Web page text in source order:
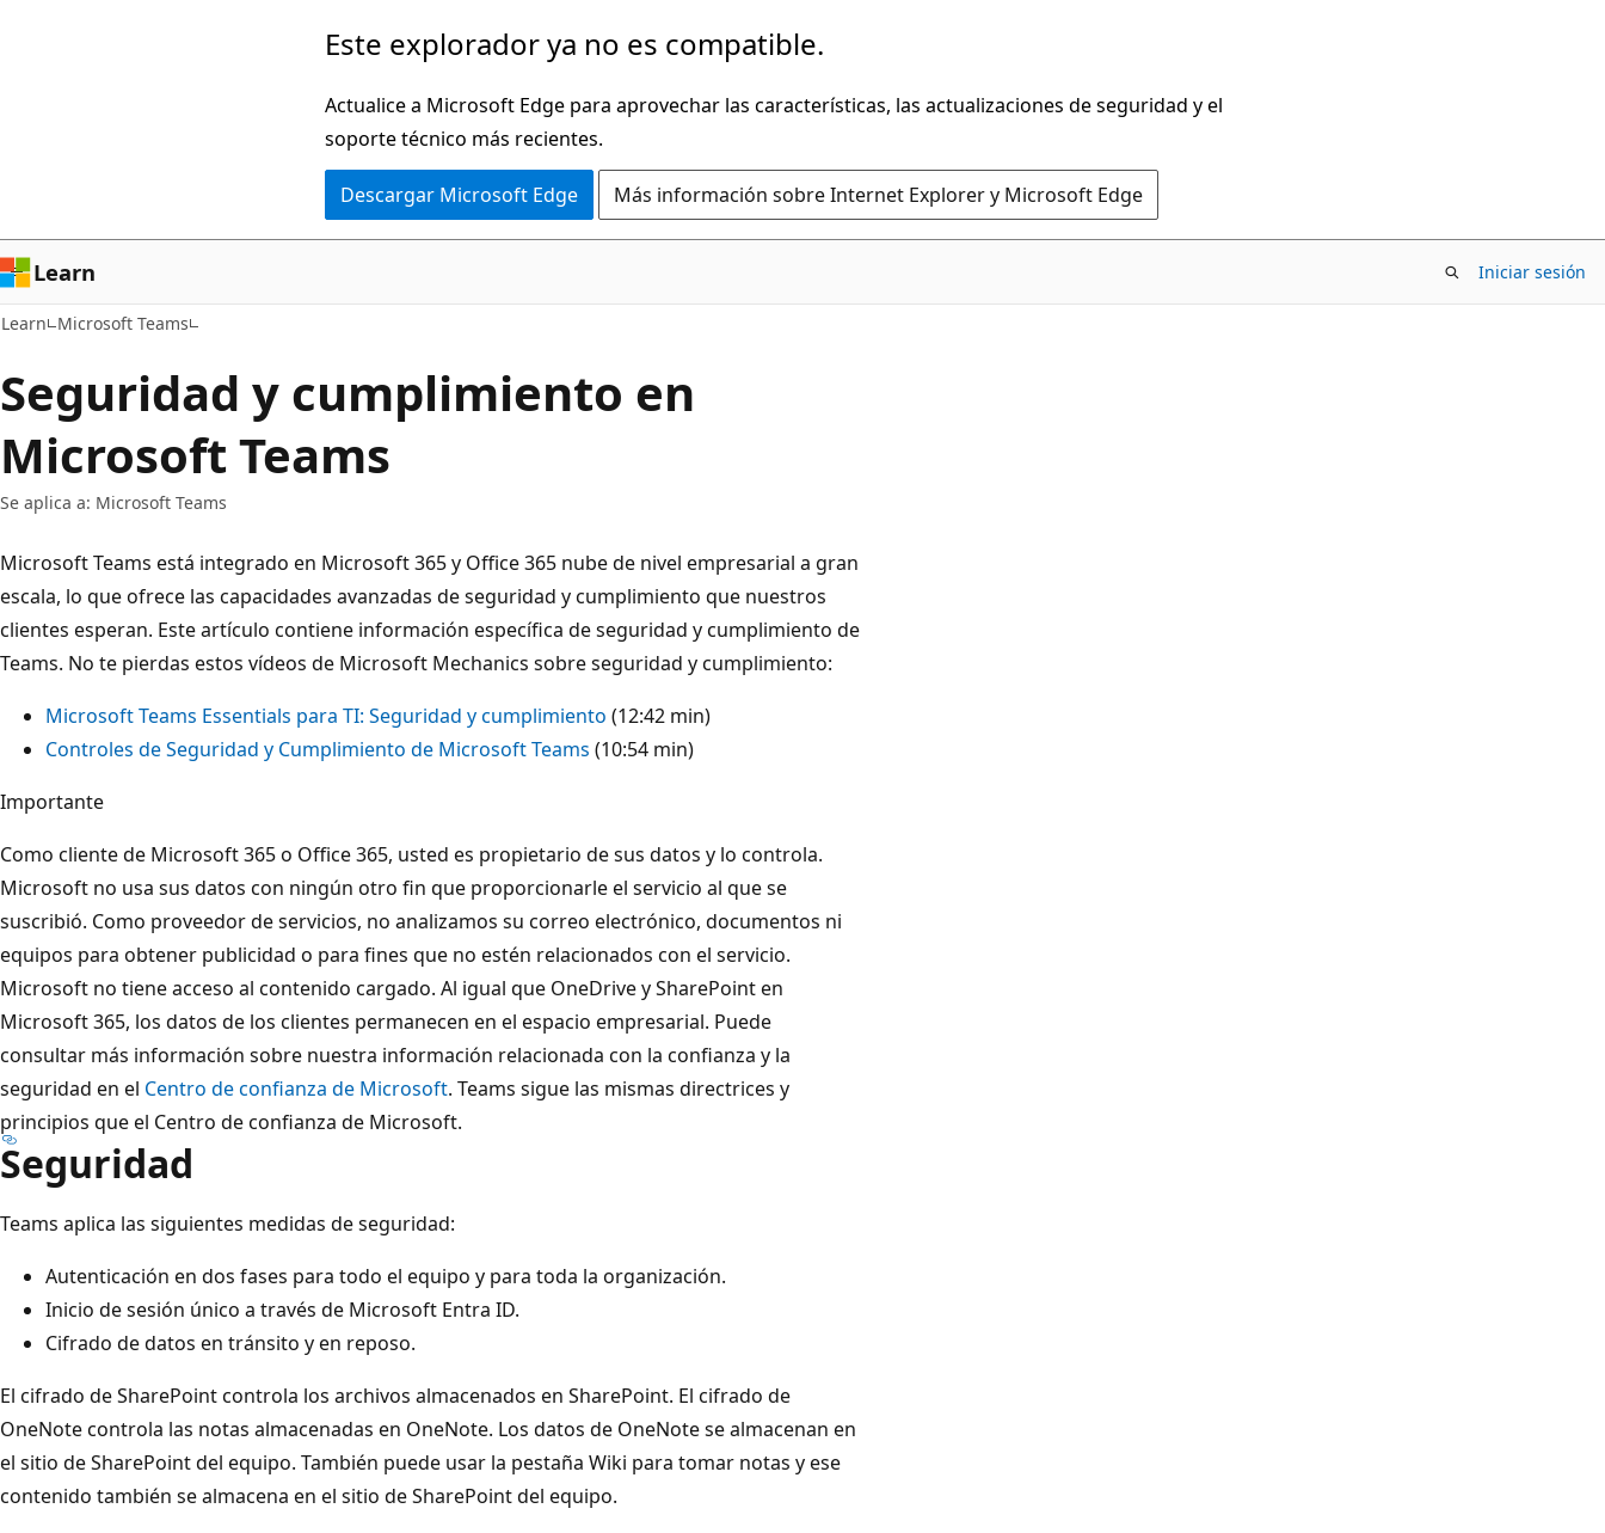
Este explorador ya no es compatible.
Actualice a Microsoft Edge para aprovechar las características, las actualizaciones de seguridad y el
soporte técnico más recientes.
Descargar Microsoft Edge Más información sobre Internet Explorer y Microsoft Edge
Learn Iniciar sesión
Learn Microsoft Teams
Seguridad y cumplimiento en
Microsoft Teams
Se aplica a: Microsoft Teams
Microsoft Teams está integrado en Microsoft 365 y Office 365 nube de nivel empresarial a gran
escala, lo que ofrece las capacidades avanzadas de seguridad y cumplimiento que nuestros
clientes esperan. Este artículo contiene información específica de seguridad y cumplimiento de
Teams. No te pierdas estos vídeos de Microsoft Mechanics sobre seguridad y cumplimiento:
Microsoft Teams Essentials para TI: Seguridad y cumplimiento (12:42 min)
Controles de Seguridad y Cumplimiento de Microsoft Teams (10:54 min)
Importante
Como cliente de Microsoft 365 o Office 365, usted es propietario de sus datos y lo controla.
Microsoft no usa sus datos con ningún otro fin que proporcionarle el servicio al que se
suscribió. Como proveedor de servicios, no analizamos su correo electrónico, documentos ni
equipos para obtener publicidad o para fines que no estén relacionados con el servicio.
Microsoft no tiene acceso al contenido cargado. Al igual que OneDrive y SharePoint en
Microsoft 365, los datos de los clientes permanecen en el espacio empresarial. Puede
consultar más información sobre nuestra información relacionada con la confianza y la
seguridad en el Centro de confianza de Microsoft. Teams sigue las mismas directrices y
principios que el Centro de confianza de Microsoft.
Seguridad
Teams aplica las siguientes medidas de seguridad:
Autenticación en dos fases para todo el equipo y para toda la organización.
Inicio de sesión único a través de Microsoft Entra ID.
Cifrado de datos en tránsito y en reposo.
El cifrado de SharePoint controla los archivos almacenados en SharePoint. El cifrado de
OneNote controla las notas almacenadas en OneNote. Los datos de OneNote se almacenan en
el sitio de SharePoint del equipo. También puede usar la pestaña Wiki para tomar notas y ese
contenido también se almacena en el sitio de SharePoint del equipo.